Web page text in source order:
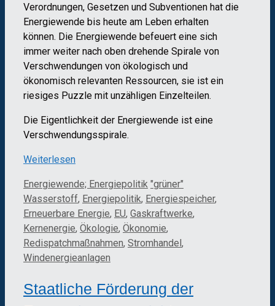
Verordnungen, Gesetzen und Subventionen hat die
Energiewende bis heute am Leben erhalten
können. Die Energiewende befeuert eine sich
immer weiter nach oben drehende Spirale von
Verschwendungen von ökologisch und
ökonomisch relevanten Ressourcen, sie ist ein
riesiges Puzzle mit unzähligen Einzelteilen.
Die Eigentlichkeit der Energiewende ist eine
Verschwendungsspirale.
Weiterlesen
Kategorien
Energiewende; Energiepolitik Schlagwörter
"grüner"
Wasserstoff, Energiepolitik, Energiespeicher,
Erneuerbare Energie, EU, Gaskraftwerke,
Kernenergie, Ökologie, Ökonomie,
Redispatchmaßnahmen, Stromhandel,
Windenergieanlagen
Staatliche Förderung der